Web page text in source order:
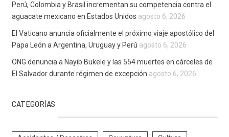
Perú, Colombia y Brasil incrementan su competencia contra el
aguacate mexicano en Estados Unidos agosto 6, 2026
El Vaticano anuncia oficialmente el próximo viaje apostólico del
Papa León a Argentina, Uruguay y Perú agosto 6, 2026
ONG denuncia a Nayib Bukele y las 554 muertes en cárceles de
El Salvador durante régimen de excepción agosto 6, 2026
CATEGORÍAS